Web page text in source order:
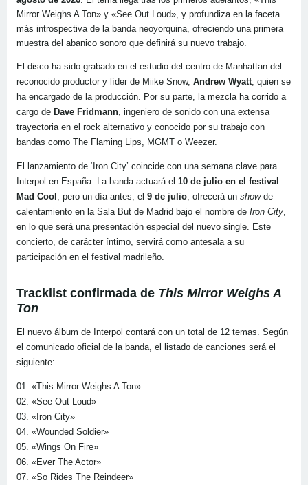
Mirror Weighs A Ton» y «See Out Loud», y profundiza en la faceta
más introspectiva de la banda neoyorquina, ofreciendo una primera
muestra del abanico sonoro que definirá su nuevo trabajo.
El disco ha sido grabado en el estudio del centro de Manhattan del
reconocido productor y líder de Miike Snow, Andrew Wyatt, quien se
ha encargado de la producción. Por su parte, la mezcla ha corrido a
cargo de Dave Fridmann, ingeniero de sonido con una extensa
trayectoria en el rock alternativo y conocido por su trabajo con
bandas como The Flaming Lips, MGMT o Weezer.
El lanzamiento de ‘Iron City’ coincide con una semana clave para
Interpol en España. La banda actuará el 10 de julio en el festival
Mad Cool , pero un día antes, el 9 de julio, ofrecerá un showde
calentamiento en la Sala But de Madrid bajo el nombre de Iron City,
en lo que será una presentación especial del nuevo single. Este
concierto, de carácter íntimo, servirá como antesala a su
participación en el festival madrileño.
Tracklist confirmada de This Mirror Weighs A
Ton
El nuevo álbum de Interpol contará con un total de 12 temas. Según
el comunicado oficial de la banda, el listado de canciones será el
siguiente:
01. «This Mirror Weighs A Ton»
02. «See Out Loud»
03. «Iron City»
04. «Wounded Soldier»
05. «Wings On Fire»
06. «Ever The Actor»
07. «So Rides The Reindeer»